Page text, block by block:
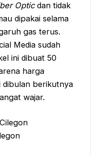
Opticdan tidak
dipakai selama
gas terus.
Media sudah
ini dibuat 50
harga
dibulan berikutnya
wajar.